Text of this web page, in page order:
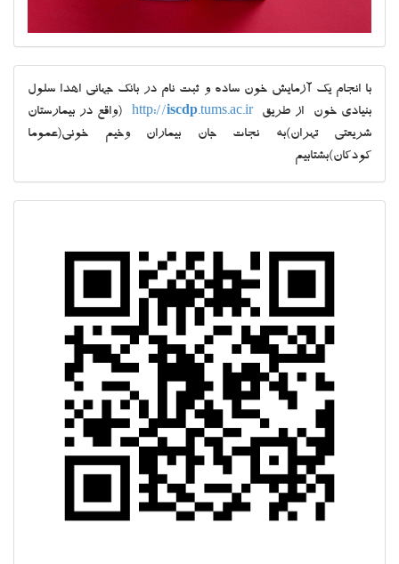
با انجام یک آزمایش خون ساده و ثبت نام در بانک جهانی اهدا سلول
بنیادی خون از طریق
http://iscdp.tums.ac.ir
(واقع در بیمارستان
شریعتی تهران)به نجات جان بیماران وخیم خونی(عموما
کودکان)بشتابیم